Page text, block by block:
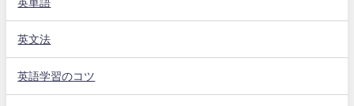
英文法
英語学習のコツ